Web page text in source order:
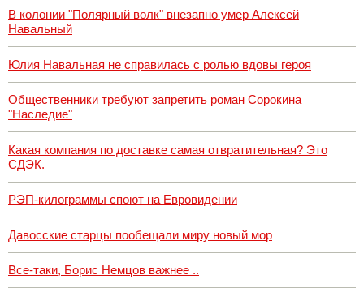
В колонии "Полярный волк" внезапно умер Алексей
Навальный
Юлия Навальная не справилась с ролью вдовы героя
Общественники требуют запретить роман Сорокина
"Наследие"
Какая компания по доставке самая отвратительная? Это
СДЭК.
РЭП-килограммы споют на Евровидении
Давосские старцы пообещали миру новый мор
Все-таки, Борис Немцов важнее ..